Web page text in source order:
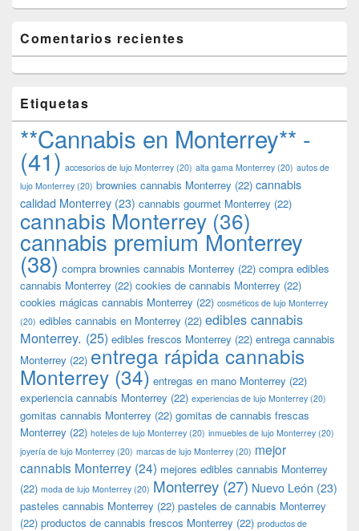
Comentarios recientes
Etiquetas
**Cannabis en Monterrey** -
(41) accesorios de lujo Monterrey (20) alta gama Monterrey (20) autos de
lujo Monterrey (20) brownies cannabis Monterrey (22) cannabis
calidad Monterrey (23) cannabis gourmet Monterrey (22)
cannabis Monterrey (36)
cannabis premium Monterrey
(38) compra brownies cannabis Monterrey (22) compra edibles
cannabis Monterrey (22) cookies de cannabis Monterrey (22)
cookies mágicas cannabis Monterrey (22) cosméticos de lujo Monterrey
(20) edibles cannabis en Monterrey (22) edibles cannabis
Monterrey. (25) edibles frescos Monterrey (22) entrega cannabis
Monterrey (22) entrega rápida cannabis
Monterrey (34) entregas en mano Monterrey (22)
experiencia cannabis Monterrey (22) experiencias de lujo Monterrey (20)
gomitas cannabis Monterrey (22) gomitas de cannabis frescas
Monterrey (22) hoteles de lujo Monterrey (20) inmuebles de lujo Monterrey (20)
joyería de lujo Monterrey (20) marcas de lujo Monterrey (20) mejor
cannabis Monterrey (24) mejores edibles cannabis Monterrey
(22) moda de lujo Monterrey (20) Monterrey (27) Nuevo León (23)
pasteles cannabis Monterrey (22) pasteles de cannabis Monterrey
(22) productos de cannabis frescos Monterrey (22) productos de